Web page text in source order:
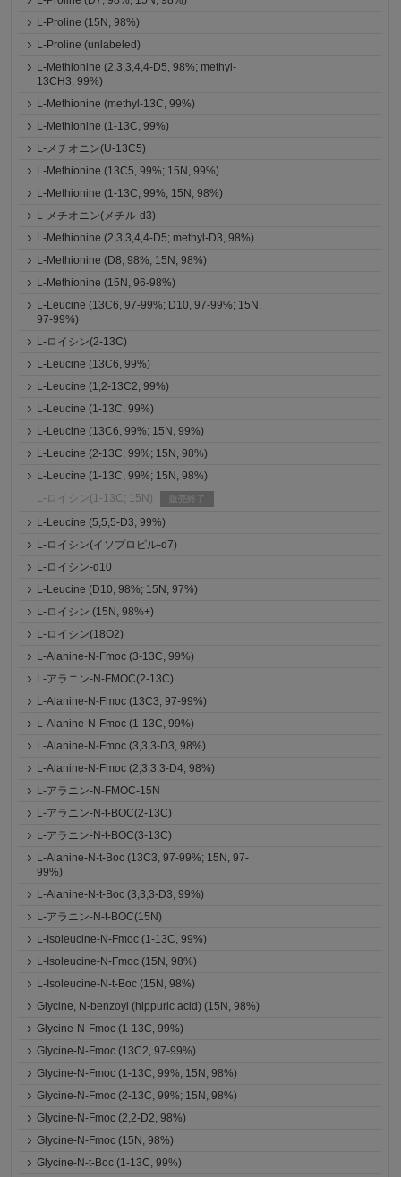
L-Proline (15N, 98%)
L-Proline (unlabeled)
L-Methionine (2,3,3,4,4-D5, 98%; methyl-
13CH3, 99%)
L-Methionine (methyl-13C, 99%)
L-Methionine (1-13C, 99%)
L-メチオニン(U-13C5)
L-Methionine (13C5, 99%; 15N, 99%)
L-Methionine (1-13C, 99%; 15N, 98%)
L-メチオニン(メチル-d3)
L-Methionine (2,3,3,4,4-D5; methyl-D3, 98%)
L-Methionine (D8, 98%; 15N, 98%)
L-Methionine (15N, 96-98%)
L-Leucine (13C6, 97-99%; D10, 97-99%; 15N,
97-99%)
L-ロイシン(2-13C)
L-Leucine (13C6, 99%)
L-Leucine (1,2-13C2, 99%)
L-Leucine (1-13C, 99%)
L-Leucine (13C6, 99%; 15N, 99%)
L-Leucine (2-13C, 99%; 15N, 98%)
L-Leucine (1-13C, 99%; 15N, 98%)
L-ロイシン(1-13C; 15N)
販売終了
L-Leucine (5,5,5-D3, 99%)
L-ロイシン(イソプロピル-d7)
L-ロイシン-d10
L-Leucine (D10, 98%; 15N, 97%)
L-ロイシン (15N, 98%+)
L-ロイシン(18O2)
L-Alanine-N-Fmoc (3-13C, 99%)
L-アラニン-N-FMOC(2-13C)
L-Alanine-N-Fmoc (13C3, 97-99%)
L-Alanine-N-Fmoc (1-13C, 99%)
L-Alanine-N-Fmoc (3,3,3-D3, 98%)
L-Alanine-N-Fmoc (2,3,3,3-D4, 98%)
L-アラニン-N-FMOC-15N
L-アラニン-N-t-BOC(2-13C)
L-アラニン-N-t-BOC(3-13C)
L-Alanine-N-t-Boc (13C3, 97-99%; 15N, 97-
99%)
L-Alanine-N-t-Boc (3,3,3-D3, 99%)
L-アラニン-N-t-BOC(15N)
L-Isoleucine-N-Fmoc (1-13C, 99%)
L-Isoleucine-N-Fmoc (15N, 98%)
L-Isoleucine-N-t-Boc (15N, 98%)
Glycine, N-benzoyl (hippuric acid) (15N, 98%)
Glycine-N-Fmoc (1-13C, 99%)
Glycine-N-Fmoc (13C2, 97-99%)
Glycine-N-Fmoc (1-13C, 99%; 15N, 98%)
Glycine-N-Fmoc (2-13C, 99%; 15N, 98%)
Glycine-N-Fmoc (2,2-D2, 98%)
Glycine-N-Fmoc (15N, 98%)
Glycine-N-t-Boc (1-13C, 99%)